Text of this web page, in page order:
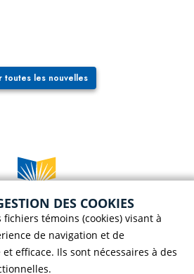
toutes les nouvelles
786, 56 rue Saint-Henri
Loup (Québec) G5R 3Z5
:
418 862-8257
:418 862-8495
DES COOKIES
témoins (cookies) visant à
de navigation et de
efficace. Ils sont nécessaires à des